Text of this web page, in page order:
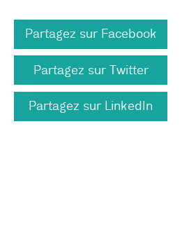
Partagez sur Facebook
Partagez sur Twitter
Partagez sur LinkedIn